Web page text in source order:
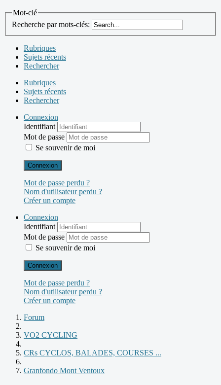
Mot-clé
Recherche par mots-clés:
Rubriques
Sujets récents
Rechercher
Rubriques
Sujets récents
Rechercher
Connexion
Identifiant
Mot de passe
Se souvenir de moi
Connexion
Mot de passe perdu ?
Nom d'utilisateur perdu ?
Créer un compte
Connexion
Identifiant
Mot de passe
Se souvenir de moi
Connexion
Mot de passe perdu ?
Nom d'utilisateur perdu ?
Créer un compte
Forum
VO2 CYCLING
CRs CYCLOS, BALADES, COURSES ...
Granfondo Mont Ventoux